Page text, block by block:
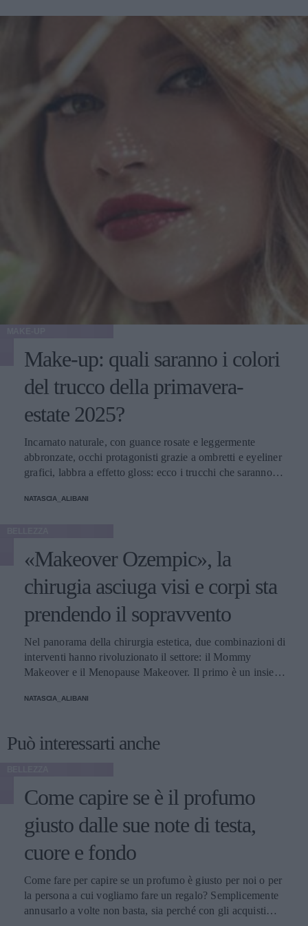
Make-up: quali saranno i colori
del trucco della primavera-
estate 2025?
Incarnato naturale, con guance rosate e leggermente
abbronzate, occhi protagonisti grazie a ombretti e eyeliner
grafici, labbra a effetto gloss: ecco i trucchi che saranno
NATASCIA_ALIBANI
«Makeover Ozempic», la
chirugia asciuga visi e corpi sta
prendendo il sopravvento
Nel panorama della chirurgia estetica, due combinazioni di
interventi hanno rivoluzionato il settore: il Mommy
Makeover e il Menopause Makeover. Il primo è un insieme
donne a recuperare la forma fisica e l'aspetto che avevano
soprattutto addome, seno e altre aree soggette a
a questi si aggiunge a questa élite una terza opzione
emergente che punta a ripristinare il volume e contrastare
l'invecchiamento, distinguendosi per la sua unicità, il
cosiddetto Ozempic Makeover, che segue il grande
successo che il farmaco, inizialmente pensato per i pazienti
fra molte celebrità di Hollywood - con conseguenti,
inevitabili polemiche - per la sua grande capacità di
accelerare la perdita di peso. Secondo il chirurgo plastico
NATASCIA_ALIBANI
Può interessarti anche
Come capire se è il profumo
giusto dalle sue note di testa,
cuore e fondo
Come fare per capire se un profumo è giusto per noi o per
la persona a cui vogliamo fare un regalo? Semplicemente
annusarlo a volte non basta, sia perché con gli acquisti